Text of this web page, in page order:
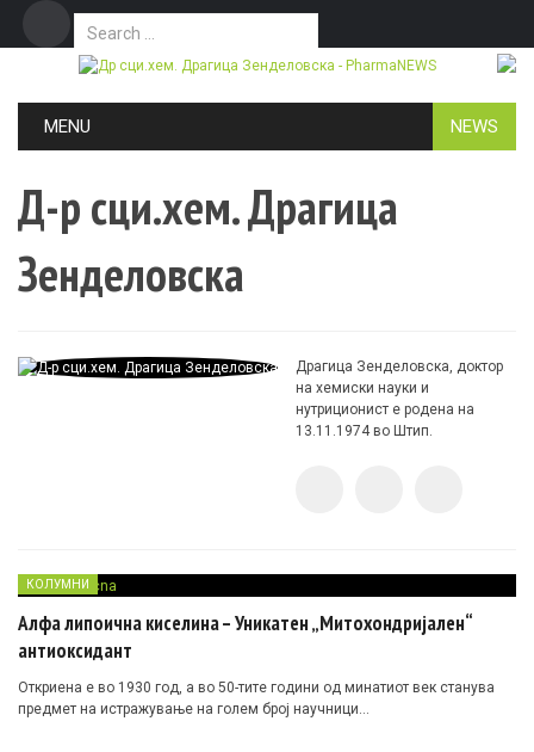
Search for:
MENU NEWS
Д-р сци.хем. Драгица
Зенделовска
Драгица Зенделовска, доктор
на хемиски науки и
нутриционист е родена на
13.11.1974 во Штип.
КОЛУМНИ
Алфа липоична киселина – Уникатен „Митохондријален“
антиоксидант
Откриена е во 1930 год, а во 50-тите години од минатиот век станува
предмет на истражување на голем број научници…